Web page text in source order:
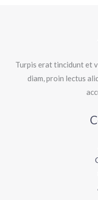
Turpis erat tincidunt et
diam, proin lectus